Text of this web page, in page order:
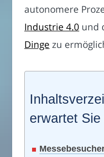
autonomere
Industrie 4.0 und
Dinge zu
erwartet Sie